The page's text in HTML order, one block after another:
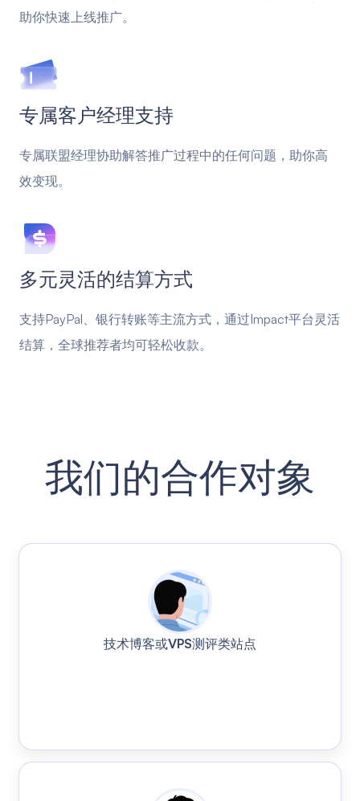
助你快速上线推广。
专属客户经理支持
专属联盟经理协助解答推广过程中的任何问题，助你高
效变现。
多元灵活的结算方式
支持PayPal、银行转账等主流方式，通过Impact平台灵活
结算，全球推荐者均可轻松收款。
我们的合作对象
技术博客或VPS测评类站点